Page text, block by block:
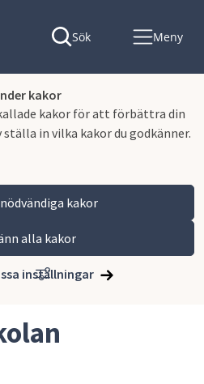
kakor
kakor för att förbättra din
ställa in vilka kakor du godkänner.
kakor
alla kakor
inställningar
Sök Meny
och infrastruktur
detaljplaner